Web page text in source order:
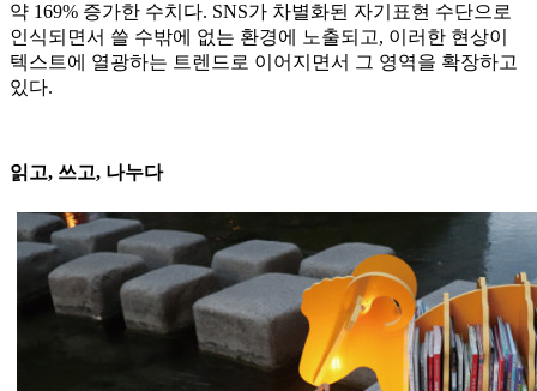
약 169% 증가한 수치다. SNS가 차별화된 자기표현 수단으로
인식되면서 쓸 수밖에 없는 환경에 노출되고, 이러한 현상이
텍스트에 열광하는 트렌드로 이어지면서 그 영역을 확장하고
있다.
읽고, 쓰고, 나누다